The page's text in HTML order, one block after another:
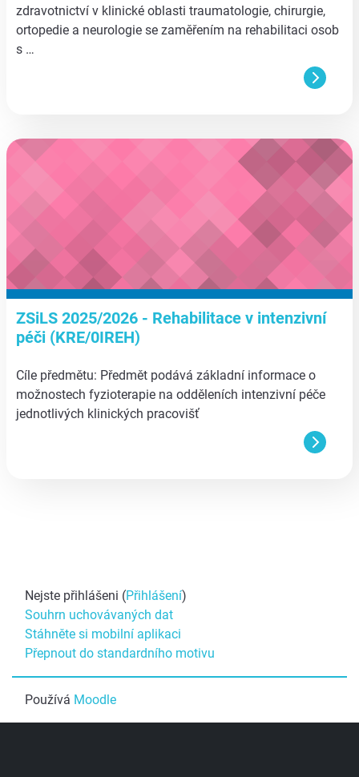
zdravotnictví v klinické oblasti traumatologie, chirurgie,
ortopedie a neurologie se zaměřením na rehabilitaci osob
s …
aa
ZSiLS 2025/2026 - Rehabilitace v intenzivní
péči (KRE/0IREH)
Cíle předmětu: Předmět podává základní informace o
možnostech fyzioterapie na odděleních intenzivní péče
jednotlivých klinických pracovišť
Nejste přihlášeni (Přihlášení)
Souhrn uchovávaných dat
Stáhněte si mobilní aplikaci
Přepnout do standardního motivu
Používá Moodle